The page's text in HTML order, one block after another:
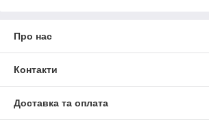
Про нас
Контакти
Доставка та оплата